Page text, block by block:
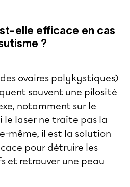
elle efficace en cas
?
ovaires polykystiques)
souvent une pilosité
notamment sur le
le laser ne traite pas la
même, il est la solution
pour détruire les
et retrouver une peau